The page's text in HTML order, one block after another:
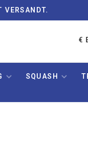
VERSANDT.
€
SQUASH